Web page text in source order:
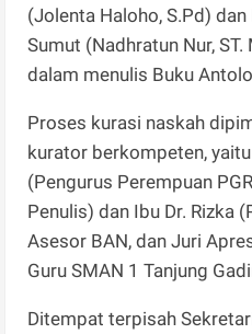
(Jolenta Haloho, S.Pd)
Sumut (Nadhratun Nur,
dalam menulis Buku
Proses kurasi naskah
kurator berkompeten,
(Pengurus Perempuan
Penulis) dan Ibu Dr. Rizka
Asesor BAN, dan Juri
Guru SMAN 1 Tanjung
Ditempat terpisah